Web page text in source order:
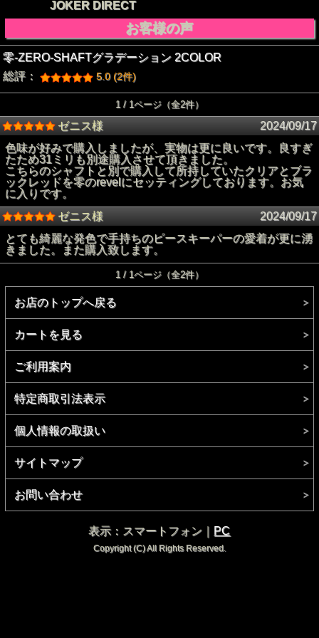
JOKER DIRECT
お客様の声
零-ZERO-SHAFTグラデーション 2COLOR
総評：
5.0 (2件)
1 / 1ページ（全2件）
ゼニス様
2024/09/17
色味が好みで購入しましたが、実物は更に良いです。良すぎ
たため31ミリも別途購入させて頂きました。
こちらのシャフトと別で購入して所持していたクリアとブラ
ックレッドを零のrevelにセッティングしております。お気
に入りです。
ゼニス様
2024/09/17
とても綺麗な発色で手持ちのピースキーパーの愛着が更に湧
きました。また購入致します。
1 / 1ページ（全2件）
お店のトップへ戻る
カートを見る
ご利用案内
特定商取引法表示
個人情報の取扱い
サイトマップ
お問い合わせ
表示：スマートフォン｜ PC
Copyright (C) All Rights Reserved.